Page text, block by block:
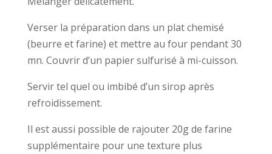
Verser la préparation dans un plat chemisé
(beurre et farine) et mettre au four pendant 30
mn. Couvrir d’un papier sulfurisé à mi-cuisson.
Servir tel quel ou imbibé d’un sirop après
refroidissement.
Il est aussi possible de rajouter 20g de farine
supplémentaire pour une texture plus